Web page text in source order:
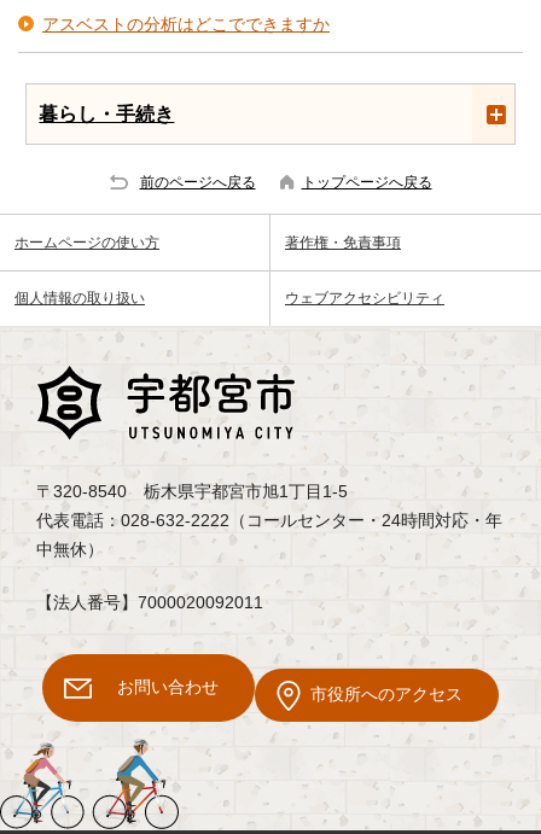
アスベストの分析はどこでできますか
暮らし・手続き
前のページへ戻る トップページへ戻る
ホームページの使い方 著作権・免責事項
個人情報の取り扱い ウェブアクセシビリティ
〒320-8540 栃木県宇都宮市旭1丁目1-5
代表電話：028-632-2222（コールセンター・24時間対応・年
中無休）
【法人番号】7000020092011
お問い合わせ 市役所へのアクセス